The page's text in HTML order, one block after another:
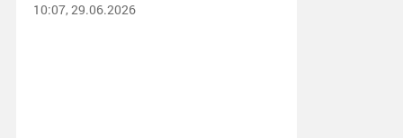
10:07, 29.06.2026